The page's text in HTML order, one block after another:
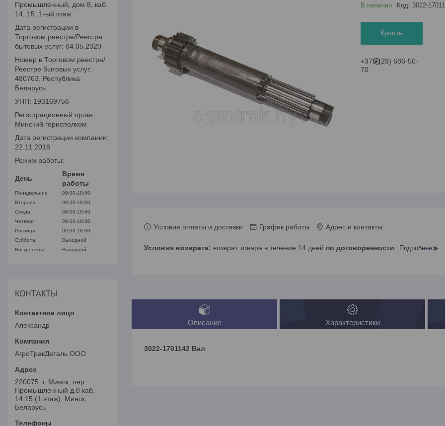
В наличии Код: 3022-
Купить
+375 (29) 686-50-
70
Условия оплаты и доставки График работы Адрес и контакты
возврат товара в течение 14 дней по договоренности Подробнее
Описание Характеристики
3022-1701142 Вал
Промышленный, дом 8, каб.
14, 15, 1-ый этаж
Дата регистрации в
Торговом реестре/Реестре
бытовых услуг: 04.05.2020
Номер в Торговом реестре/
Реестре бытовых услуг:
480763, Республика
Беларусь
УНП: 193169756
Регистрационный орган:
Минский горисполком
Дата регистрации компании:
22.11.2018
Режим работы:
День
Время
работы
Понедельник
09:00-18:00
Вторник
09:00-18:00
Среда
09:00-18:00
Четверг
09:00-18:00
Пятница
09:00-18:00
Суббота
Выходной
Воскресенье
Выходной
КОНТАКТЫ
Александр
АгроТракДеталь ООО
220075, г. Минск, пер.
Промышленный д.8 каб.
14,15 (1 этаж), Минск,
Беларусь